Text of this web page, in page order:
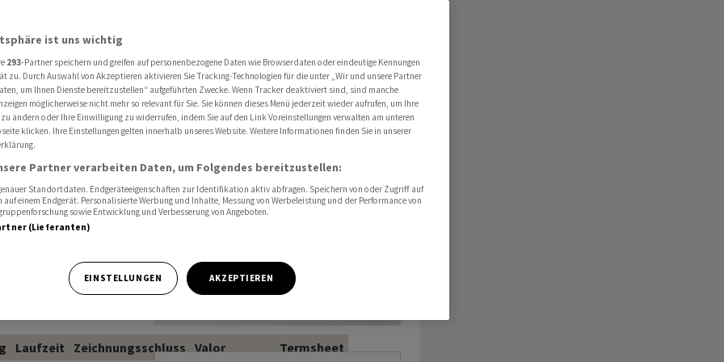
sind
Kapital eine
Basiswerte
Barriere,
Laufzeit Zeichnungsschluss Valor
Termsheet
ist uns wichtig
293-Partner speichern und greifen auf personenbezogene Daten wie Browserdaten oder eindeutige Kennungen
zu. Durch Auswahl von Akzeptieren aktivieren Sie Tracking-Technologien für die unter „Wir und unsere Partner
um Ihnen Dienste bereitzustellen“ aufgeführten Zwecke. Wenn Tracker deaktiviert sind, sind manche
möglicherweise nicht mehr so relevant für Sie. Sie können dieses Menü jederzeit wieder aufrufen, um Ihre
ändern oder Ihre Einwilligung zu widerrufen, indem Sie auf den Link Voreinstellungen verwalten am unteren
klicken. Ihre Einstellungen gelten innerhalb unseres Website. Weitere Informationen finden Sie in unserer
Partner verarbeiten Daten, um Folgendes bereitzustellen:
Standortdaten. Endgeräteeigenschaften zur Identifikation aktiv abfragen. Speichern von oder Zugriff auf
einem Endgerät. Personalisierte Werbung und Inhalte, Messung von Werbeleistung und der Performance von
sowie Entwicklung und Verbesserung von Angeboten.
(Lieferanten)
EINSTELLUNGEN AKZEPTIEREN